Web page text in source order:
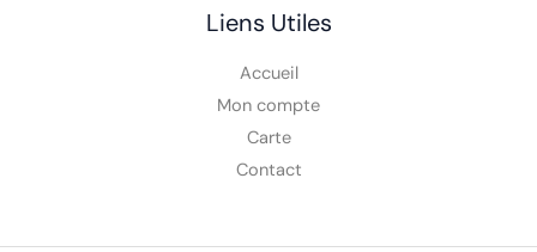
Liens Utiles
Accueil
Mon compte
Carte
Contact